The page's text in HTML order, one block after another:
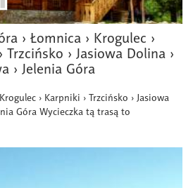
› Łomnica › Krogulec ›
Trzcińsko › Jasiowa Dolina ›
› Jelenia Góra
› Karpniki › Trzcińsko › Jasiowa
Góra Wycieczka tą trasą to